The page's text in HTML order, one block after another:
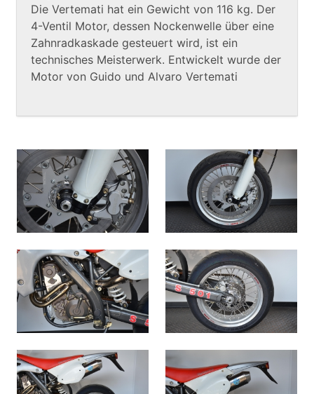
Die Vertemati hat ein Gewicht von 116 kg. Der
4-Ventil Motor, dessen Nockenwelle über eine
Zahnradkaskade gesteuert wird, ist ein
technisches Meisterwerk. Entwickelt wurde der
Motor von Guido und Alvaro Vertemati